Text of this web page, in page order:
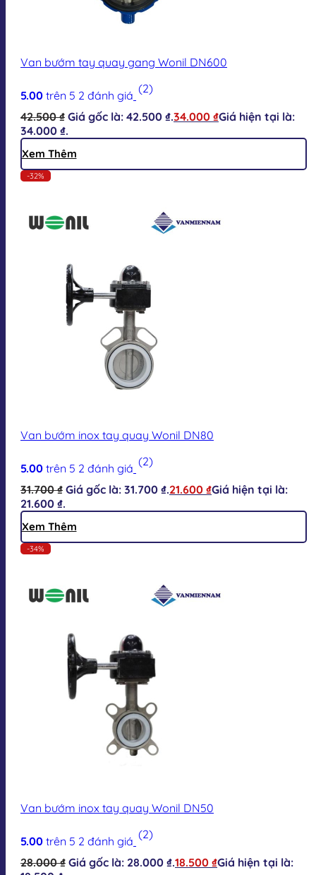
Van bướm tay quay gang Wonil DN600
5.00 trên 5 2 đánh giá (2)
42.500₫ Giá gốc là: 42.500 ₫.34.000 ₫Giá hiện tại là:
34.000 ₫.
Xem Thêm
-32%
Van bướm inox tay quay Wonil DN80
5.00 trên 5 2 đánh giá (2)
31.700₫ Giá gốc là: 31.700 ₫.21.600 ₫Giá hiện tại là:
21.600 ₫.
Xem Thêm
-34%
Van bướm inox tay quay Wonil DN50
5.00 trên 5 2 đánh giá (2)
28.000₫ Giá gốc là: 28.000 ₫.18.500 ₫Giá hiện tại là: